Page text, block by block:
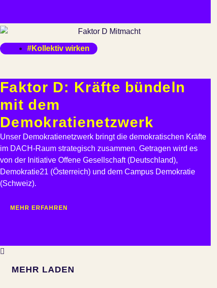
#Kollektiv wirken
Faktor D: Kräfte bündeln
mit dem
Demokratienetzwerk
Unser Demokratienetzwerk bringt die demokratischen Kräfte
im DACH-Raum strategisch zusammen. Getragen wird es
von der Initiative Offene Gesellschaft (Deutschland),
Demokratie21 (Österreich) und dem Campus Demokratie
(Schweiz).
MEHR ERFAHREN
MEHR LADEN